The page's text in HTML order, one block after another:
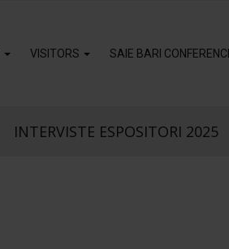
VISITORS SAIE BARI
INTERVISTE ESPOSITORI 2025